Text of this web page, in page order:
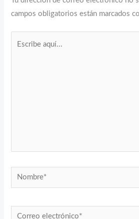
campos obligatorios están marcados
Nombre*
Correo